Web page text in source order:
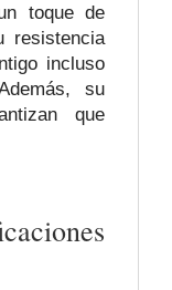
toque de
resistencia
incluso
su
que